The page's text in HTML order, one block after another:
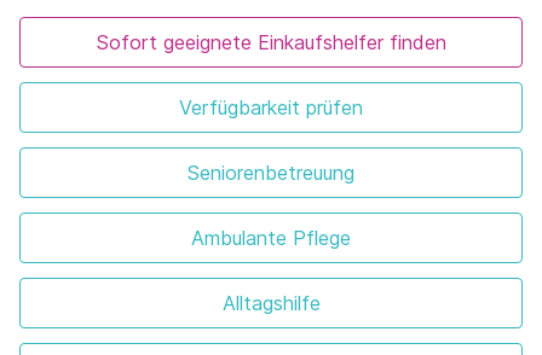
Sofort geeignete Einkaufshelfer finden
Verfügbarkeit prüfen
Seniorenbetreuung
Ambulante Pflege
Alltagshilfe